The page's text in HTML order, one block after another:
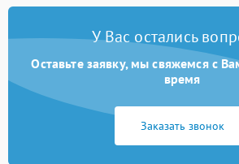
Постоянные сбои в работе 1500 ₽
У Вас остались
Оставьте заявку, мы свяжемся с
время
Заказать звонок